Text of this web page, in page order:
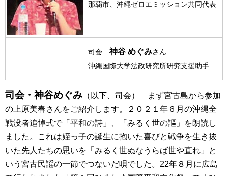
那覇市、沖縄ゼロエミッション共同代表
司会 神谷 めぐみさん
沖縄国際大学法政研究所研究支援助手
司会・神谷めぐみ （以下、司会） まず宮古島から参加
の上原美春さんをご紹介します。２０２１年６月の沖縄全
戦没者追悼式で「平和の詩」、「みるく世の謳」を朗読し
ました。これは姪っ子の誕生に抱いた喜びと戦争を生き抜
いた先人たちの思いを「みるく世ぬなうらば世や直れ」と
いう宮古民謡の一節でつないだ唄でした。22年８月に広島